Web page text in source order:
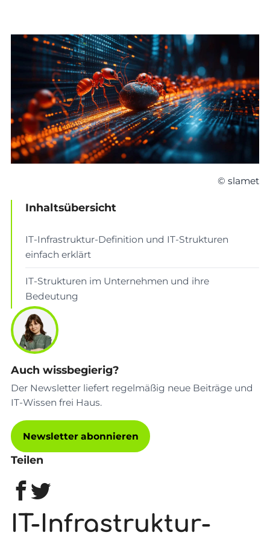
© slamet
Inhaltsübersicht
IT-Infrastruktur-Definition und IT-Strukturen
einfach erklärt
IT-Strukturen im Unternehmen und ihre
Bedeutung
Auch wissbegierig?
Der Newsletter liefert regelmäßig neue Beiträge und
IT-Wissen frei Haus.
Newsletter abonnieren
Teilen
IT-Infrastruktur-